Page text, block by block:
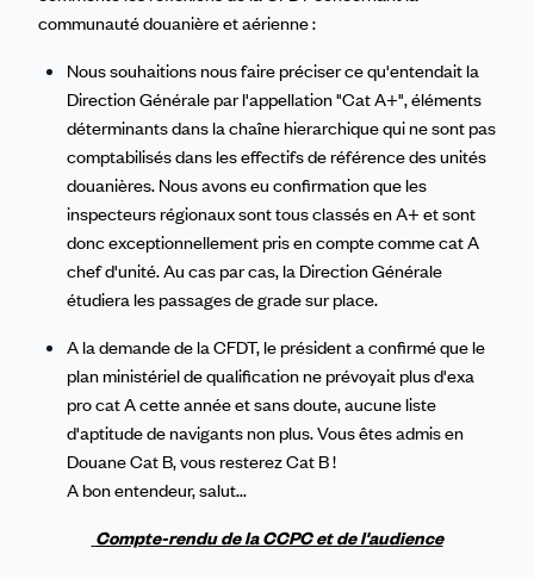
communauté douanière et aérienne :
Nous souhaitions nous faire préciser ce qu'entendait la
Direction Générale par l'appellation "Cat A+", éléments
déterminants dans la chaîne hierarchique qui ne sont pas
comptabilisés dans les effectifs de référence des unités
douanières. Nous avons eu confirmation que les
inspecteurs régionaux sont tous classés en A+ et sont
donc exceptionnellement pris en compte comme cat A
chef d'unité. Au cas par cas, la Direction Générale
étudiera les passages de grade sur place.
A la demande de la CFDT, le président a confirmé que le
plan ministériel de qualification ne prévoyait plus d'exa
pro cat A cette année et sans doute, aucune liste
d'aptitude de navigants non plus. Vous êtes admis en
Douane Cat B, vous resterez Cat B !
A bon entendeur, salut...
Compte-rendu de la CCPC et de l'audience